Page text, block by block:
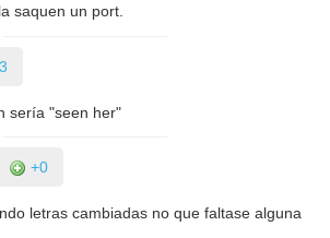
saquen un port.
sería "seen her"
+0
letras cambiadas no que faltase alguna